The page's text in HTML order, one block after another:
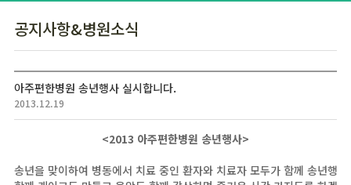
공지사항&병원소식
아주편한병원 송년행사 실시합니다.
2013.12.19
<2013 아주편한병원 송년행사>
송년을 맞이하여 병동에서 치료 중인 환자와 치료자 모두가 함께 송년행